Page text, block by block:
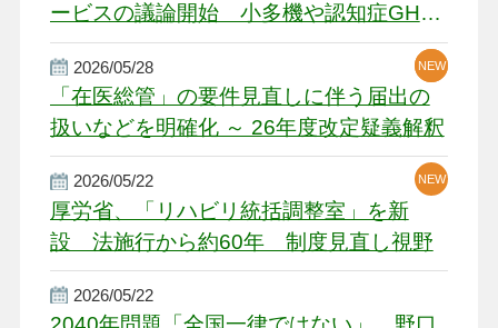
ービスの議論開始 小多機や認知症GH、
厳しい経営環境に危機感
2026/05/28
「在医総管」の要件見直しに伴う届出の
扱いなどを明確化 ～ 26年度改定疑義解釈
NEW
NEW
2026/05/22
厚労省、「リハビリ統括調整室」を新
設 法施行から約60年 制度見直し視野
NEW
2026/05/22